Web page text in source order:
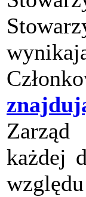
Zarząd
każdej